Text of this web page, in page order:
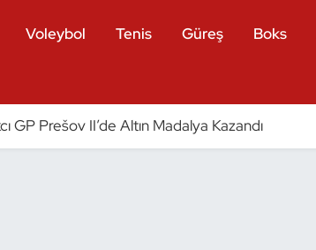
Voleybol Tenis Güreş Boks
GP Prešov II’de Altın Madalya Kazandı